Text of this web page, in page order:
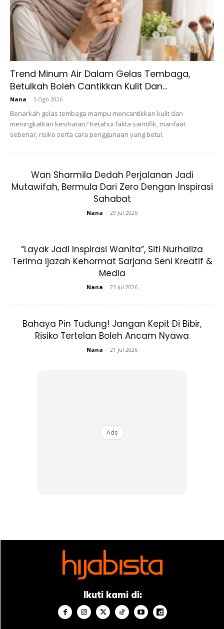
Hijabista himpunkan 10 gaya anggun Hawa Rizwana yang
sis boleh jadikan inspirasi dala berfesyen.
Trend Minum Air Dalam Gelas Tembaga,
Betulkah Boleh Cantikkan Kulit Dan...
Nana - 5 Ogo 2026
Benarkah gelas tembaga mampu mencantikkan kulit dan
meningkatkan kesihatan? Ketahui fakta saintifik, manfaat
sebenar, risiko serta cara penggunaan yang betul.
Wan Sharmila Dedah Perjalanan Jadi
Mutawifah, Bermula Dari Zero Dengan Inspirasi
Sahabat
Nana - 29 Jul 2026
“Layak Jadi Inspirasi Wanita”, Siti Nurhaliza
Terima Ijazah Kehormat Sarjana Seni Kreatif &
Media
Nana - 23 Jul 2026
Bahaya Pin Tudung! Jangan Kepit Di Bibir,
Risiko Tertelan Boleh Ancam Nyawa
Nana - 21 Jul 2026
Ads
Ikuti kami di: